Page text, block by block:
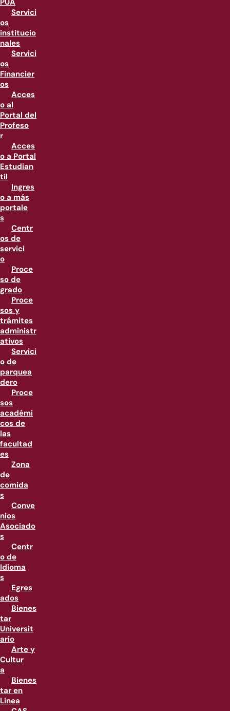
PUA
Servici
os
institucio
nales
Servici
os
Financier
os
Acces
o al
Portal del
Profeso
r
Acces
o a Portal
Estudian
til
Ingres
o a más
portale
s
Centr
os de
servici
o
Proce
so de
grado
Proce
sos y
trámites
administr
ativos
Servici
o de
parquea
dero
Proce
sos
académi
cos de
las
facultad
es
Zona
de
comida
s
Conve
nios
Asociado
s
Centr
o de
Idioma
s
Egres
ados
Bienes
tar
Universit
ario
Arte y
Cultur
a
Bienes
tar en
Linea